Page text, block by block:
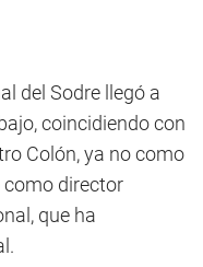
del Sodre llegó a
coincidiendo con
Colón, ya no como
como director
que ha